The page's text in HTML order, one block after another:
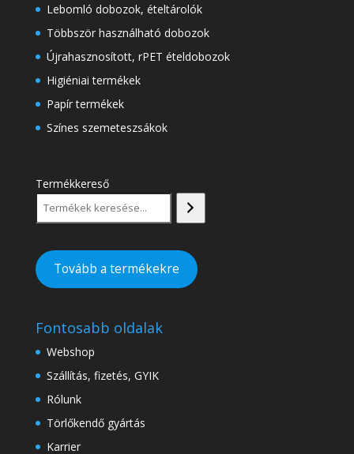
Lebomló dobozok, ételtárolók
Többször használható dobozok
Újrahasznosított, rPET ételdobozok
Higiéniai termékek
Papír termékek
Színes szemeteszsákok
Termékkereső
Tovább a termékekre
Fontosabb oldalak
Webshop
Szállítás, fizetés, GYIK
Rólunk
Törlőkendő gyártás
Karrier